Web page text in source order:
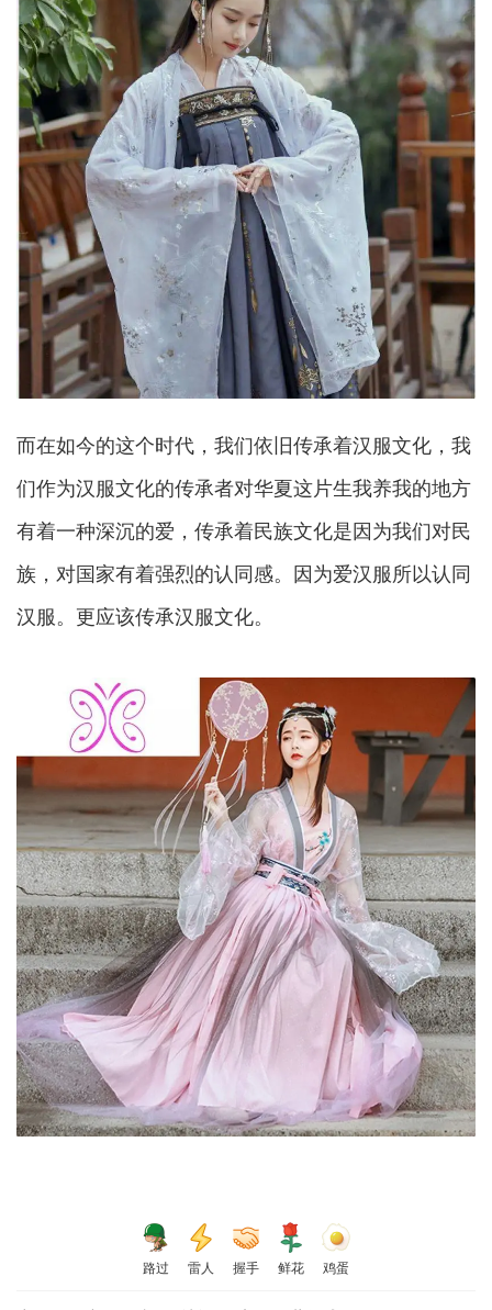
而在如今的这个时代，我们依旧传承着汉服文化，我
们作为汉服文化的传承者对华夏这片生我养我的地方
有着一种深沉的爱，传承着民族文化是因为我们对民
族，对国家有着强烈的认同感。因为爱汉服所以认同
汉服。更应该传承汉服文化。
路过 雷人 握手 鲜花 鸡蛋